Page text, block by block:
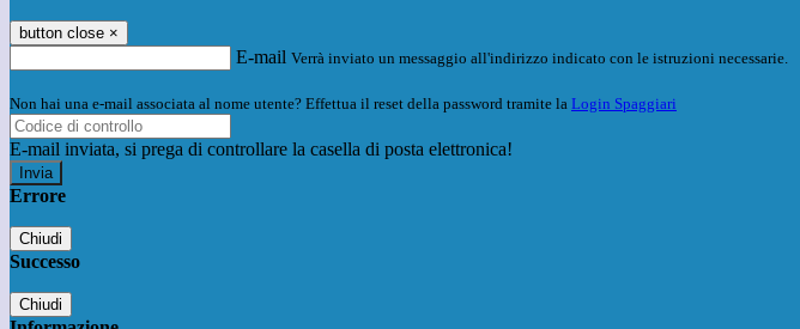
button close ×
E-mail Verrà inviato un messaggio all'indirizzo indicato con le istruzioni necessarie.
Non hai una e-mail associata al nome utente? Effettua il reset della password tramite la Login Spaggiari
E-mail inviata, si prega di controllare la casella di posta elettronica!
Errore
Chiudi
Successo
Chiudi